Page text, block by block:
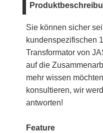
Sie können sicher
kundenspezifischen
Transformator von
auf die
mehr wissen
konsultieren, wir
antworten!
Feature